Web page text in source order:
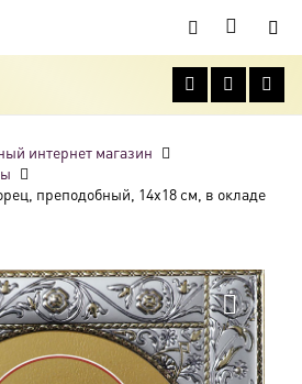
интернет магазин
преподобный, 14х18 см, в окладе